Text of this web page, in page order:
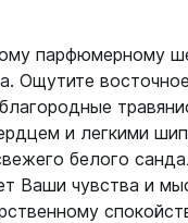
парфюмерному
Ощутите
и легкими
белого
Ваши чувства и